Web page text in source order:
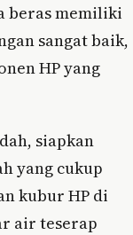
beras memiliki
sangat baik,
HP yang
siapkan
yang cukup
kubur HP di
air teserap